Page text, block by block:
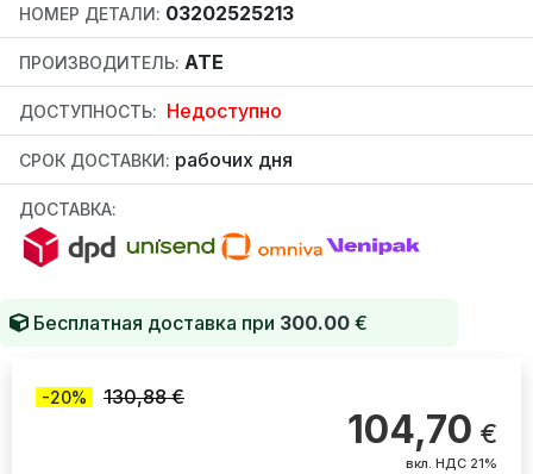
НОМЕР ДЕТАЛИ: 03202525213
ПРОИЗВОДИТЕЛЬ: ATE
ДОСТУПНОСТЬ: Недоступно
СРОК ДОСТАВКИ: рабочих дня
ДОСТАВКА:
Бесплатная доставка при 300.00 €
-20% 130,88 €
104,70 €
вкл. НДС 21%